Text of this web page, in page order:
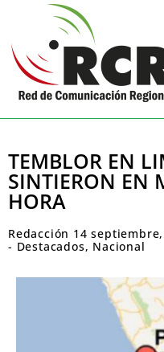
TEMBLOR EN
SINTIERON EN
HORA
Redacción 14
- Destacados, Nacional